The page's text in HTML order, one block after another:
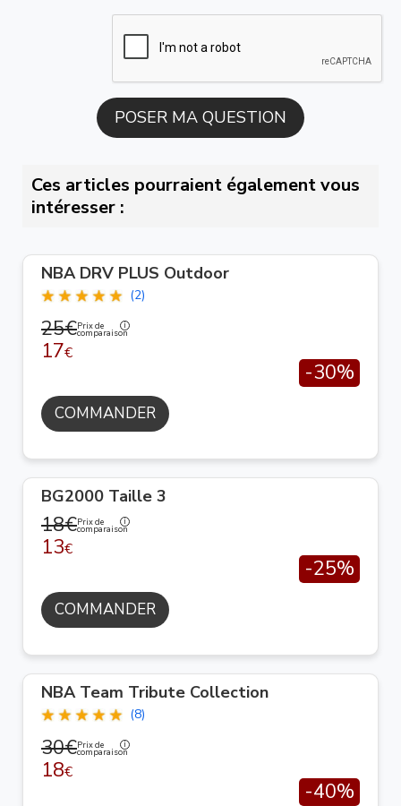
Ces articles pourraient également vous
intéresser :
NBA DRV PLUS Outdoor
(2)
25€Prix de
comparaison
17€
-30%
COMMANDER
BG2000 Taille 3
18€Prix de
comparaison
13€
-25%
COMMANDER
NBA Team Tribute Collection
(8)
30€Prix de
comparaison
18€
-40%